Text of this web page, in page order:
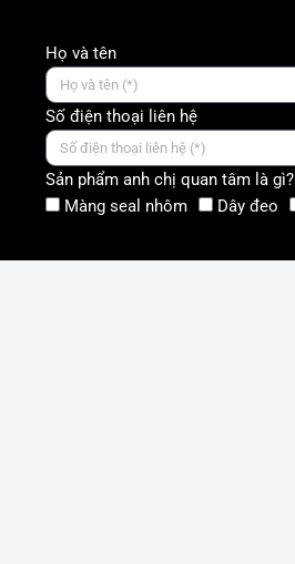
Họ và tên
Số điện thoại liên hệ
Sản phẩm anh chị quan tâm là gì?
Màng seal nhôm
Dây đeo